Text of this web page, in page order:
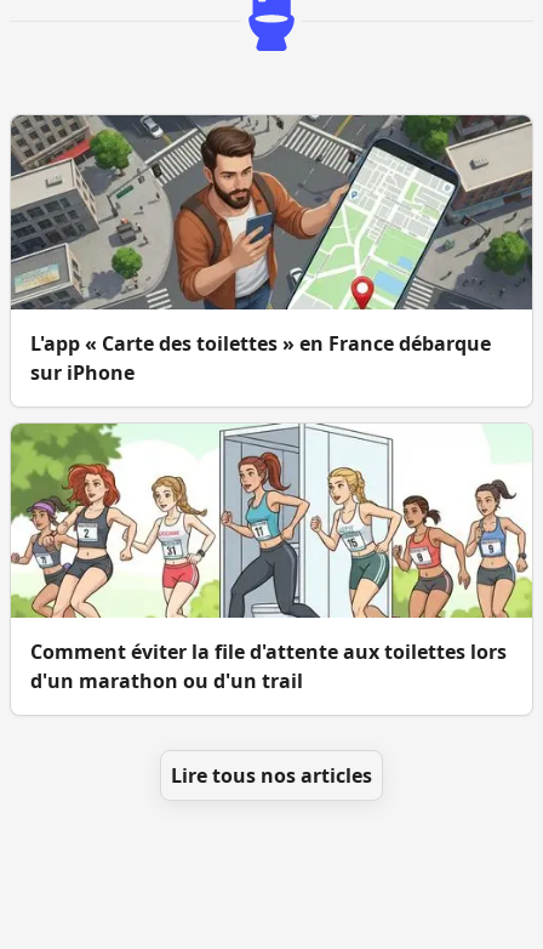
L'app « Carte des toilettes » en France débarque
sur iPhone
Comment éviter la file d'attente aux toilettes lors
d'un marathon ou d'un trail
Lire tous nos articles